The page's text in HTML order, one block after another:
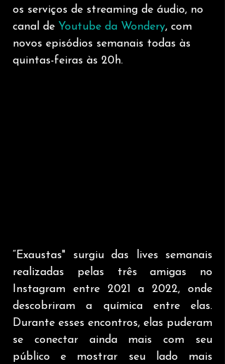
os serviços de streaming de áudio, no
canal de Youtube da Wondery, com
novos episódios semanais todas às
quintas-feiras às 20h.
“Exaustas" surgiu das lives semanais
realizadas pelas três amigas no
Instagram entre 2021 a 2022, onde
descobriram a química entre elas.
Durante esses encontros, elas puderam
se conectar ainda mais com seu
público e mostrar seu lado mais